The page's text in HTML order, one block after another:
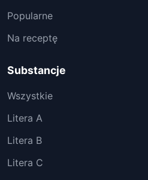
Popularne
Na receptę
Substancje
Wszystkie
Litera A
Litera B
Litera C